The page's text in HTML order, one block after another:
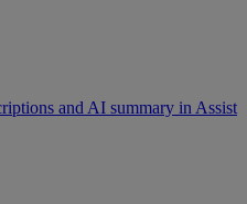
and AI summary in Assist